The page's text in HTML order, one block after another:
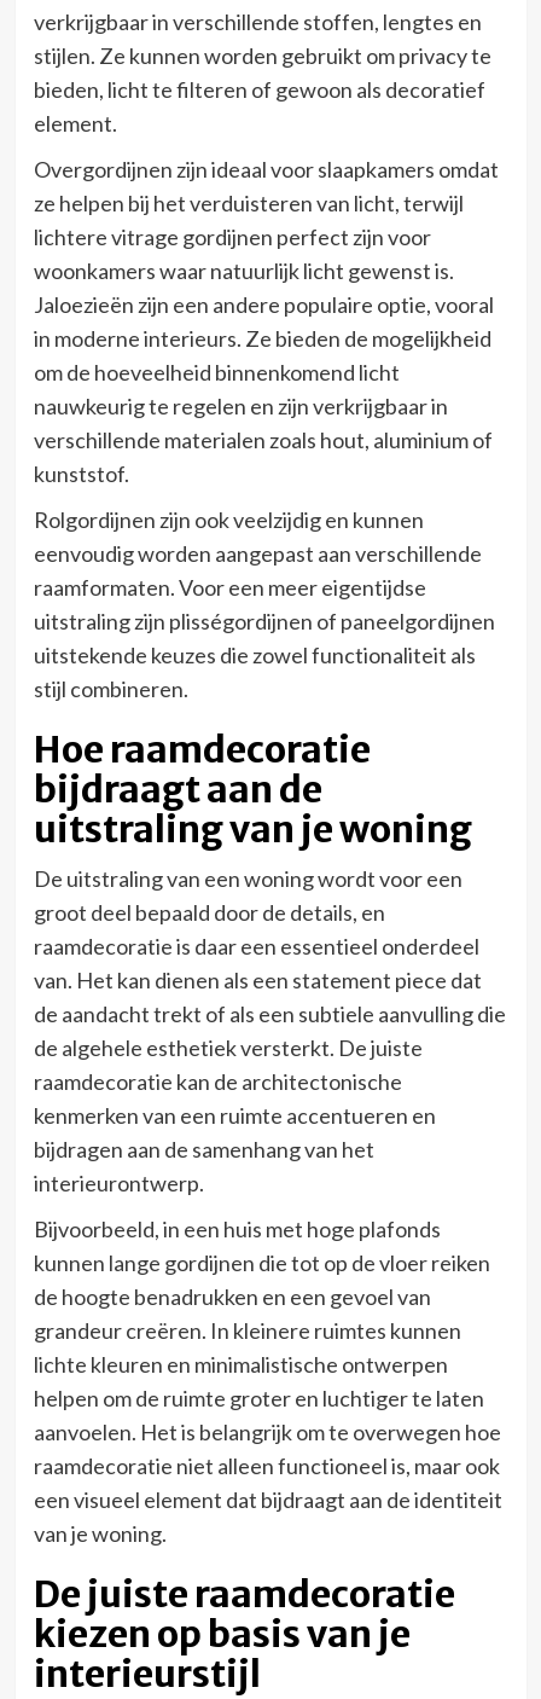
verkrijgbaar in verschillende stoffen, lengtes en
stijlen. Ze kunnen worden gebruikt om privacy te
bieden, licht te filteren of gewoon als decoratief
element.
Overgordijnen zijn ideaal voor slaapkamers omdat
ze helpen bij het verduisteren van licht, terwijl
lichtere vitrage gordijnen perfect zijn voor
woonkamers waar natuurlijk licht gewenst is.
Jaloezieën zijn een andere populaire optie, vooral
in moderne interieurs. Ze bieden de mogelijkheid
om de hoeveelheid binnenkomend licht
nauwkeurig te regelen en zijn verkrijgbaar in
verschillende materialen zoals hout, aluminium of
kunststof.
Rolgordijnen zijn ook veelzijdig en kunnen
eenvoudig worden aangepast aan verschillende
raamformaten. Voor een meer eigentijdse
uitstraling zijn plisségordijnen of paneelgordijnen
uitstekende keuzes die zowel functionaliteit als
stijl combineren.
Hoe raamdecoratie
bijdraagt aan de
uitstraling van je woning
De uitstraling van een woning wordt voor een
groot deel bepaald door de details, en
raamdecoratie is daar een essentieel onderdeel
van. Het kan dienen als een statement piece dat
de aandacht trekt of als een subtiele aanvulling die
de algehele esthetiek versterkt. De juiste
raamdecoratie kan de architectonische
kenmerken van een ruimte accentueren en
bijdragen aan de samenhang van het
interieurontwerp.
Bijvoorbeeld, in een huis met hoge plafonds
kunnen lange gordijnen die tot op de vloer reiken
de hoogte benadrukken en een gevoel van
grandeur creëren. In kleinere ruimtes kunnen
lichte kleuren en minimalistische ontwerpen
helpen om de ruimte groter en luchtiger te laten
aanvoelen. Het is belangrijk om te overwegen hoe
raamdecoratie niet alleen functioneel is, maar ook
een visueel element dat bijdraagt aan de identiteit
van je woning.
De juiste raamdecoratie
kiezen op basis van je
interieurstijl